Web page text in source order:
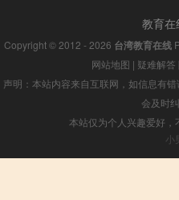
教育在
Copyright © 2012 - 2026 台湾教育在线
网站地图 | 疑难解答
声明：本站内容来自互联网，如信息有
会及时
本站仅为个人兴趣爱好
小